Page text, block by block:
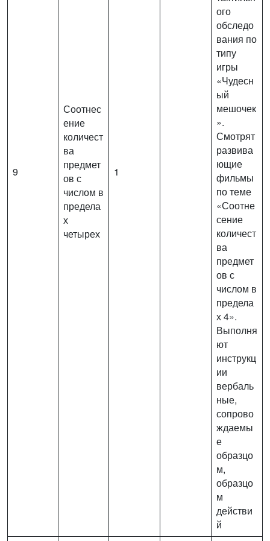
ого
обследо
вания по
типу
игры
«Чудесн
ый
мешочек
».
Смотрят
развива
ющие
фильмы
по теме
«Соотне
сение
количест
ва
предмет
ов с
числом в
предела
х 4».
Выполня
ют
инструкц
ии
вербаль
ные,
сопрово
ждаемы
е
образцо
м,
образцо
м
действи
й
9
Соотнес
ение
количест
ва
предмет
ов с
числом в
предела
х
четырех
1